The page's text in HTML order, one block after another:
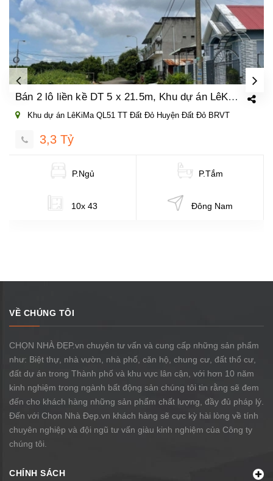
Bán 2 lô liền kề DT 5 x 21.5m, Khu dự án LêKiMa QL51, TT. Đất Đỏ - H. Đất Đỏ -BRVT
Khu dự án LêKiMa QL51 TT Đất Đỏ Huyện Đất Đỏ BRVT
3,3 Tỷ
P.Ngủ P.Tắm
10x 43 Đông Nam
VỀ CHÚNG TÔI
CHỌN NHÀ ĐẸP.vn chuyên tư vấn và cung cấp những sản phẩm
như: Biệt thự, nhà vườn, nhà phố, căn hộ, chung cư, đất thổ cư,
đất dự án trong Thành phố và khu vực lân cận, với hơn 10 năm
kinh nghiệm trong ngành bất động sản chúng tôi tin rằng sẽ đem
đến cho khách hàng những sản phẩm chất lượng, đầy đủ pháp lý.
Đến với Chọn Nhà Đẹp.vn khách hàng sẽ cực kỳ hài lòng về tính
chuyên nghiệp và đội ngũ tư vấn giàu kinh nghiệm của Công ty
chúng tôi.
CHÍNH SÁCH